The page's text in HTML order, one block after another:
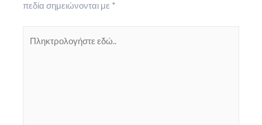
πεδία σημειώνονται με *